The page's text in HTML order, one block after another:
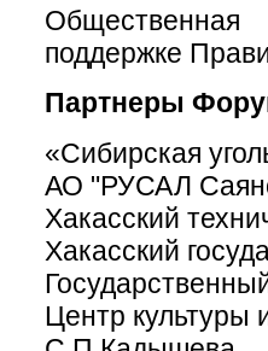
поддержке
Партнеры
«Сибирская
АО "РУСАЛ
Хакасский
Хакасский
Центр культуры